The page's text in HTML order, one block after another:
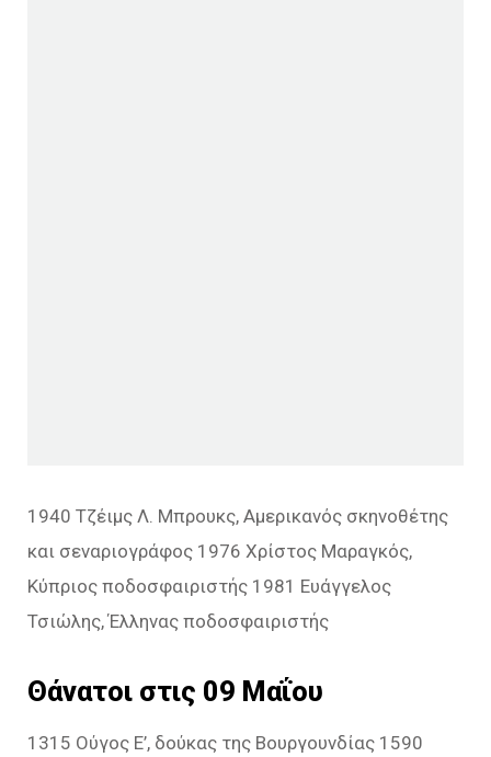
1940 Τζέιμς Λ. Μπρουκς, Αμερικανός σκηνοθέτης
και σεναριογράφος 1976 Χρίστος Μαραγκός,
Κύπριος ποδοσφαιριστής 1981 Ευάγγελος
Τσιώλης, Έλληνας ποδοσφαιριστής
Θάνατοι στις 09 Μαΐου
1315 Ούγος Ε’, δούκας της Βουργουνδίας 1590